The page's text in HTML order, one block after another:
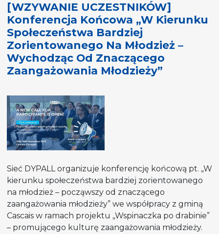
partycypacyjnego
młodzieży
w
Słowenii
[WZYWANIE UCZESTNIKÓW]
Konferencja Końcowa „W Kierunku
Społeczeństwa Bardziej
Zorientowanego Na Młodzież –
Wychodząc Od Znaczącego
Zaangażowania Młodzieży”
Sieć DYPALL organizuje konferencję końcową pt. „W
kierunku społeczeństwa bardziej zorientowanego
na młodzież – począwszy od znaczącego
zaangażowania młodzieży” we współpracy z gminą
Cascais w ramach projektu „Wspinaczka po drabinie”
– promującego kulturę zaangażowania młodzieży.